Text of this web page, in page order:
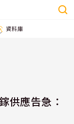
資料庫
供應告急：